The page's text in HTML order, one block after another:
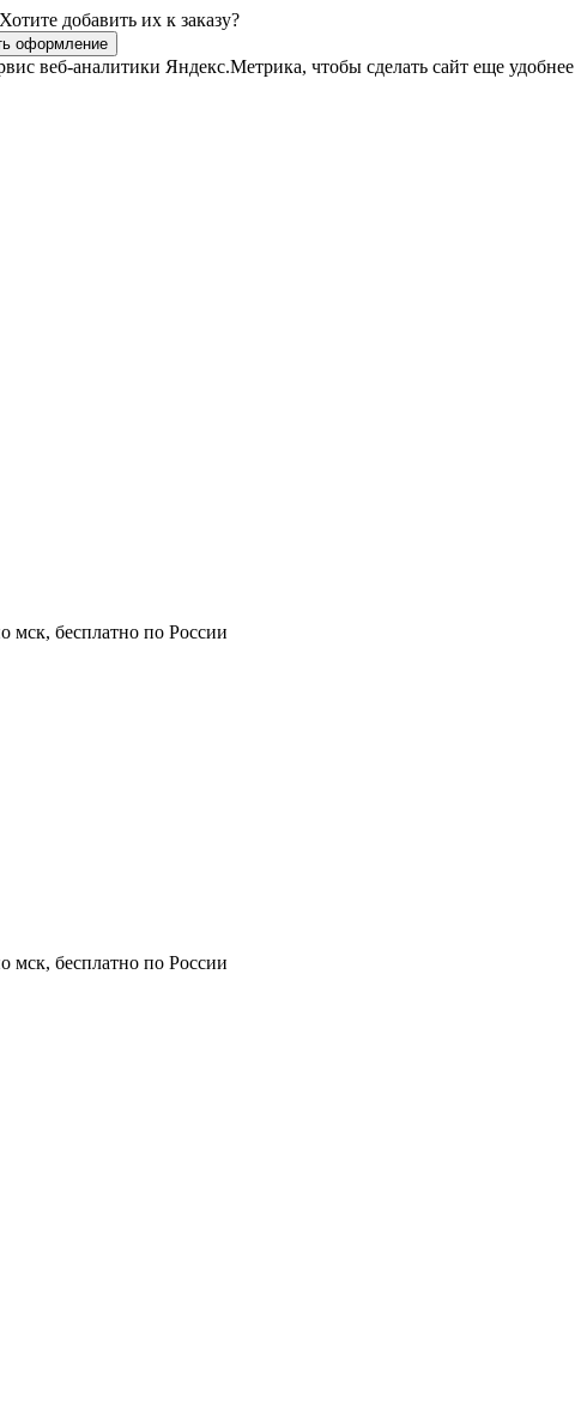
добавить их к заказу?
оформление
веб-аналитики Яндекс.Метрика, чтобы сделать сайт еще удобнее
мск, бесплатно по России
мск, бесплатно по России